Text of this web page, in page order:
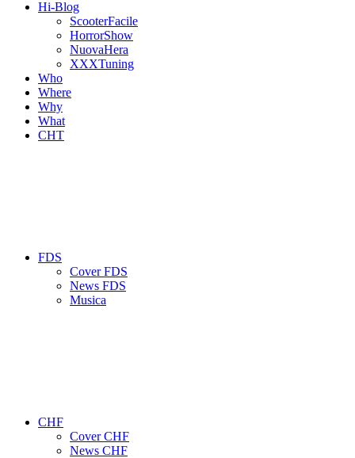
Hi-Blog
ScooterFacile
HorrorShow
NuovaHera
XXXTuning
Who
Where
Why
What
CHT
FDS
Cover FDS
News FDS
Musica
CHF
Cover CHF
News CHF